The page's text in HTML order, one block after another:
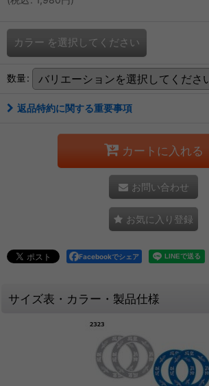
カラー を選択してください
数量:
返品特約に関する重要事項
カートに入れる
お問い合わせ
お気に入り登録
Facebookでシェア
サイズ表・カラー・製品仕様